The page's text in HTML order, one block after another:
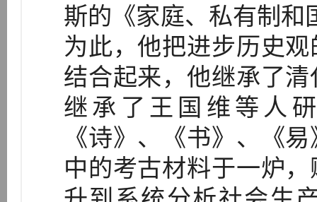
斯的《家庭、私有制和
为此，他把进步历史
结合起来，他继承了
继承了王国维等人
《诗》、《书》、《
中的考古材料于一炉